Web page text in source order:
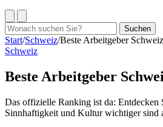
Suchen
nach:
Suchen
Start/Schweiz/Beste Arbeitgeber
Schweiz
Beste Arbeitgeber
Das offizielle Ranking ist da:
Sinnhaftigkeit und Kultur wichtiger sind